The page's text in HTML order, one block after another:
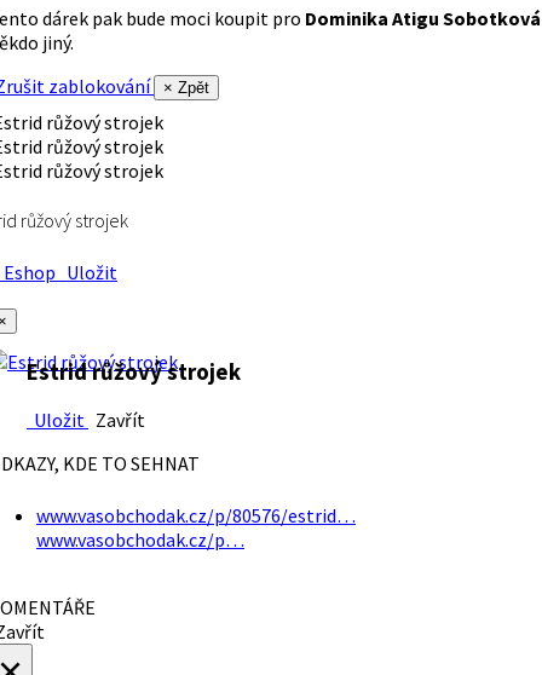
dárek pak bude moci koupit pro Dominika Atigu Sobotková
jiný.
zablokování
× Zpět
růžový strojek
Uložit
Estrid růžový strojek
Uložit Zavřít
KDE TO SEHNAT
www.vasobchodak.cz/p/80576/estrid…
www.vasobchodak.cz/p…